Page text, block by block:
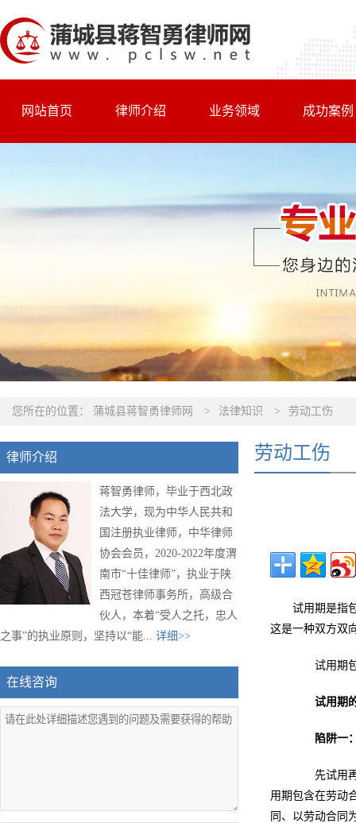
网站首页 律师介绍 业务领域 成功案例
您所在的位置： 蒲城县蒋智勇律师网 > 法律知识 > 劳动工伤
律师介绍
蒋智勇律师，毕业于西北政
法大学，现为中华人民共和
国注册执业律师，中华律师
协会会员，2020-2022年度渭
南市“十佳律师”，执业于陕
西冠苍律师事务所，高级合
伙人，本着“受人之托，忠人
之事”的执业原则，坚持以“能... 详细>>
在线咨询
劳动工伤
试用期是指
这是一种双方双
试用期包
试用期
陷阱一：
先试用再
用期包含在劳动
同、以劳动合同